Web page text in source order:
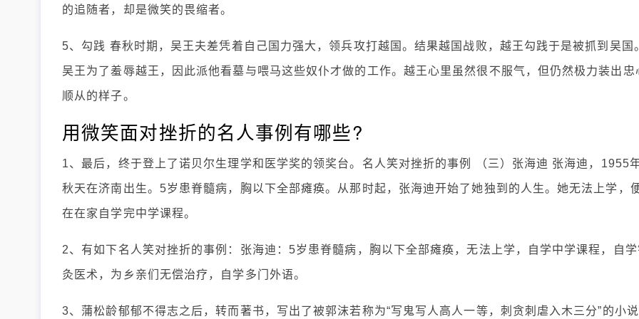
的追随者，却是微笑的畏缩者。
5、勾践 春秋时期，吴王夫差凭着自己国力强大，领兵攻打越国。结果越国战败，越王勾践于是被抓到吴国
吴王为了羞辱越王，因此派他看墓与喂马这些奴仆才做的工作。越王心里虽然很不服气，但仍然极力装出忠
顺从的样子。
用微笑面对挫折的名人事例有哪些?
1、最后，终于登上了诺贝尔生理学和医学奖的领奖台。名人笑对挫折的事例 （三）张海迪 张海迪，1955
秋天在济南出生。5岁患脊髓病，胸以下全部瘫痪。从那时起，张海迪开始了她独到的人生。她无法上学，
在在家自学完中学课程。
2、有如下名人笑对挫折的事例：张海迪：5岁患脊髓病，胸以下全部瘫痪，无法上学，自学中学课程，自学
灸医术，为乡亲们无偿治疗，自学多门外语。
3、蒲松龄郁郁不得志之后，转而著书，写出了被郭沫若称为“写鬼写人高人一等，刺贪刺虐入木三分”的小说